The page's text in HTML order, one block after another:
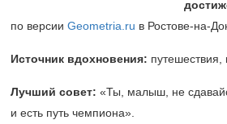
по версии Geometria.ru в Ростове-на-
Источник вдохновения:
Лучший совет: «Ты, малыш, не
и есть путь чемпиона».